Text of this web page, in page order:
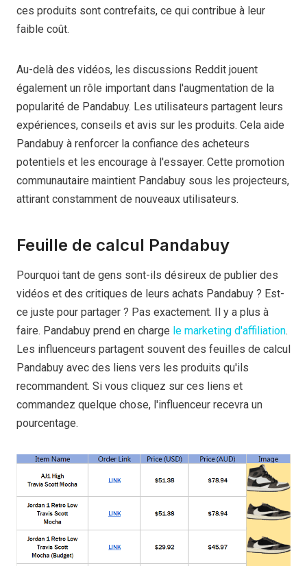
ces produits sont contrefaits, ce qui contribue à leur
faible coût.
Au-delà des vidéos, les discussions Reddit jouent
également un rôle important dans l'augmentation de la
popularité de Pandabuy. Les utilisateurs partagent leurs
expériences, conseils et avis sur les produits. Cela aide
Pandabuy à renforcer la confiance des acheteurs
potentiels et les encourage à l'essayer. Cette promotion
communautaire maintient Pandabuy sous les projecteurs,
attirant constamment de nouveaux utilisateurs.
Feuille de calcul Pandabuy
Pourquoi tant de gens sont-ils désireux de publier des
vidéos et des critiques de leurs achats Pandabuy ? Est-
ce juste pour partager ? Pas exactement. Il y a plus à
faire. Pandabuy prend en charge le marketing d'affiliation.
Les influenceurs partagent souvent des feuilles de calcul
Pandabuy avec des liens vers les produits qu'ils
recommandent. Si vous cliquez sur ces liens et
commandez quelque chose, l'influenceur recevra un
pourcentage.